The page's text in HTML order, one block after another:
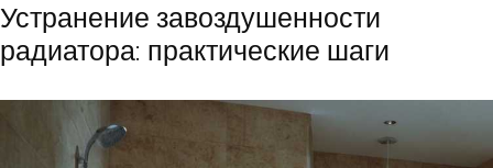
Устранение завоздушенности
радиатора: практические шаги